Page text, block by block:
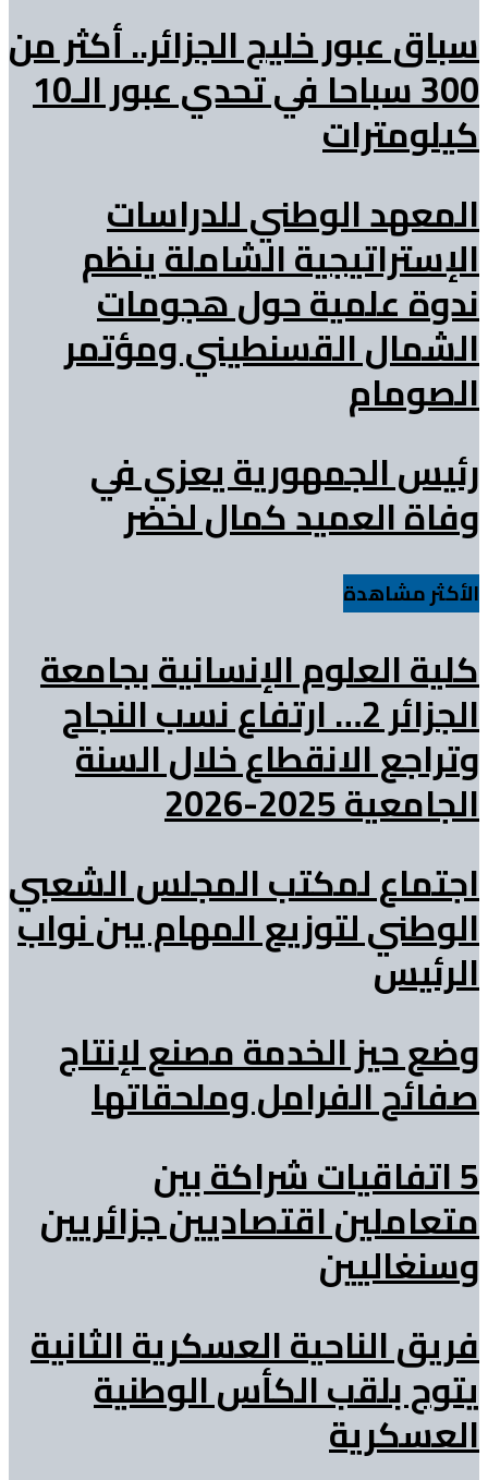
سباق عبور خليج الجزائر.. أكثر من
300 سباحا في تحدي عبور الـ10
كيلومترات
المعهد الوطني للدراسات
الإستراتيجية الشاملة ينظم
ندوة علمية حول هجومات
الشمال القسنطيني ومؤتمر
الصومام
رئيس الجمهورية يعزي في
وفاة العميد كمال لخضر
الأكثر مشاهدة
كلية العلوم الإنسانية بجامعة
الجزائر 2… ارتفاع نسب النجاح
وتراجع الانقطاع خلال السنة
الجامعية 2025-2026
اجتماع لمكتب المجلس الشعبي
الوطني لتوزيع المهام يبن نواب
الرئيس
وضع حيز الخدمة مصنع لإنتاج
صفائح الفرامل وملحقاتها
5 اتفاقيات شراكة بين
متعاملين اقتصاديين جزائريين
وسنغاليين
فريق الناحية العسكرية الثانية
يتوج بلقب الكأس الوطنية
العسكرية